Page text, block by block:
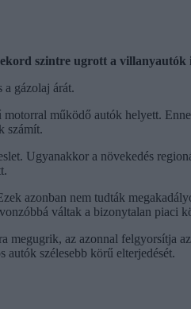
szintre ugrott a villanyautók
a gázolaj árát.
működő autók helyett.
számít.
Ugyanakkor a növekedés
azonban nem tudták
váltak a bizonytalan piaci
megugrik, az azonnal felgyorsítja
autók szélesebb körű elterjedését.